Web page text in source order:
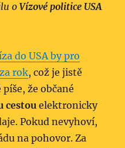
oVízové politice USA
do USA by pro
rok, což je jistě
že občané
cestou elektronicky
Pokud nevyhoví,
na pohovor. Za